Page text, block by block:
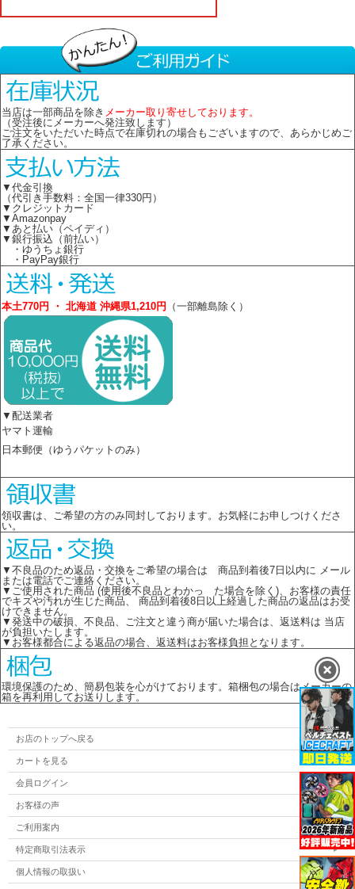
当店は一部商品を除き メーカー取り寄せしております。
（受注後にメーカーへ発注致します）
ご注文をいただいた時点で在庫切れの場合もございますので、あらかじめご
了承ください。
▼代金引換
（代引き手数料：全国一律330円）
▼クレジットカード
▼Amazonpay
▼あと払い（ペイディ）
▼銀行振込（前払い）
・ゆうちょ銀行
・PayPay銀行
本土770円 ・ 北海道 沖縄県1,210円 （一部離島除く）
▼配送業者
ヤマト運輸
日本郵便（ゆうパケットのみ）
領収書は、ご希望の方のみ同封しております。お気軽にお申しつけくださ
い。
▼不良品のため返品・交換をご希望の場合は 商品到着後7日以内に メール
または電話でご連絡ください。
▼ご使用された商品 (使用後不良品とわかっ た場合を除く)、お客様の責任
でキズや汚れが生じた商品、 商品到着後8日以上経過した商品の返品はお受
けできません。
▼発送中の破損、不良品、ご注文と違う商が届いた場合は、返送料は 当店
が負担いたします。
▼お客様都合による返品の場合、返送料はお客様負担となります。
環境保護のため、簡易包装を心がけております。箱梱包の場合はメーカーの
箱を再利用してお送りします。
お店のトップへ戻る
カートを見る
会員ログイン
お客様の声
ご利用案内
特定商取引法表示
個人情報の取扱い